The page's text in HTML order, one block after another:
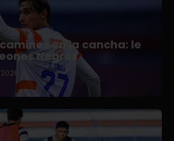
en la cancha: le
Negros